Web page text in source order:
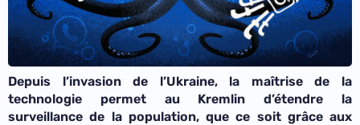
Depuis l’invasion de l’Ukraine, la maîtrise de la
technologie permet au Kremlin d’étendre la
surveillance de la population, que ce soit grâce aux